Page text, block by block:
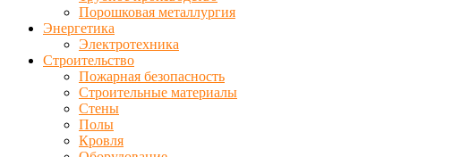
Порошковая металлургия
Энергетика
Электротехника
Строительство
Пожарная безопасность
Строительные материалы
Стены
Полы
Кровля